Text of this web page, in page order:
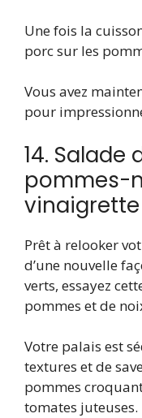
Une fois la
porc sur les
Vous avez
pour
14. Salade
pommes-
Prêt à relooker
d’une nouvelle
verts, essayez
pommes et de
Votre palais est
textures et de
pommes
tomates juteuses.